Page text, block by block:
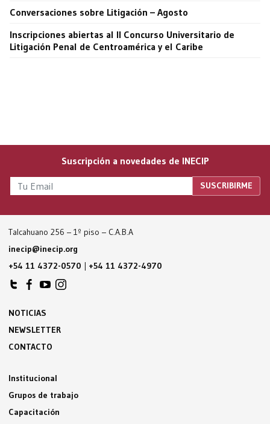
Conversaciones sobre Litigación – Agosto
Inscripciones abiertas al II Concurso Universitario de
Litigación Penal de Centroamérica y el Caribe
Suscripción a novedades de INECIP
Talcahuano 256 – 1º piso – C.A.B.A
inecip@inecip.org
+54 11 4372-0570 | +54 11 4372-4970
NOTICIAS
NEWSLETTER
CONTACTO
Institucional
Grupos de trabajo
Capacitación